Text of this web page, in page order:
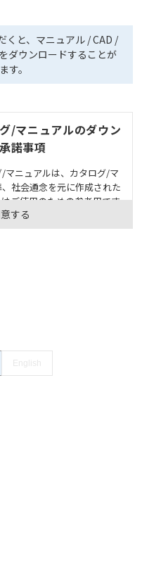
くと、マニュアル / CAD /
ダウンロードすることが
す。
/マニュアルのダウン
諾事項
マニュアルは、カタログ/マ
社会通念を元に作成された
ご使用のための参考用です
性については十分にご配慮
の上、ご利用ください。
は、システム全体として
こと、および本製品が全
確認してください。
ご採用に際しては機器・装
のうえご使用ください。・
ご容赦ください。
容や連絡先等は作成当時の
ていただいている可能性
の掲載内容をご確認のう
お願いいたします。
する
English